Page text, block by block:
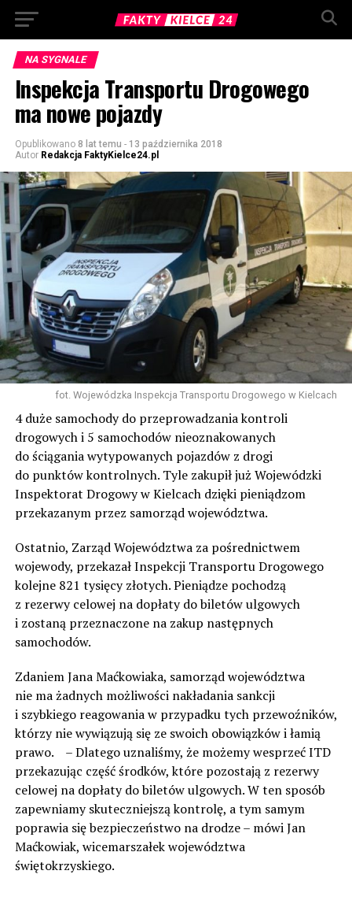
NA SYGNALE
Inspekcja Transportu Drogowego
ma nowe pojazdy
Opublikowano 8 lat temu - 13 października 2018
Autor Redakcja FaktyKielce24.pl
fot. Wojewódzka Inspekcja Transportu Drogowego w Kielcach
4 duże samochody do przeprowadzania kontroli
drogowych i 5 samochodów nieoznakowanych
do ściągania wytypowanych pojazdów z drogi
do punktów kontrolnych. Tyle zakupił już Wojewódzki
Inspektorat Drogowy w Kielcach dzięki pieniądzom
przekazanym przez samorząd województwa.
Ostatnio, Zarząd Województwa za pośrednictwem
wojewody, przekazał Inspekcji Transportu Drogowego
kolejne 821 tysięcy złotych. Pieniądze pochodzą
z rezerwy celowej na dopłaty do biletów ulgowych
i zostaną przeznaczone na zakup następnych
samochodów.
Zdaniem Jana Maćkowiaka, samorząd województwa
nie ma żadnych możliwości nakładania sankcji
i szybkiego reagowania w przypadku tych przewoźników,
którzy nie wywiązują się ze swoich obowiązków i łamią
prawo. – Dlatego uznaliśmy, że możemy wesprzeć ITD
przekazując część środków, które pozostają z rezerwy
celowej na dopłaty do biletów ulgowych. W ten sposób
zapewniamy skuteczniejszą kontrolę, a tym samym
poprawia się bezpieczeństwo na drodze – mówi Jan
Maćkowiak, wicemarszałek województwa
świętokrzyskiego.